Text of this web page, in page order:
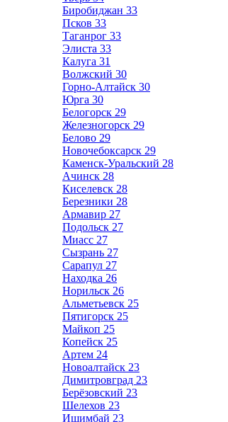
Биробиджан 33
Псков 33
Таганрог 33
Элиста 33
Калуга 31
Волжский 30
Горно-Алтайск 30
Юрга 30
Белогорск 29
Железногорск 29
Белово 29
Новочебоксарск 29
Каменск-Уральский 28
Ачинск 28
Киселевск 28
Березники 28
Армавир 27
Подольск 27
Миасс 27
Сызрань 27
Сарапул 27
Находка 26
Норильск 26
Альметьевск 25
Пятигорск 25
Майкоп 25
Копейск 25
Артем 24
Новоалтайск 23
Димитровград 23
Берёзовский 23
Шелехов 23
Ишимбай 23